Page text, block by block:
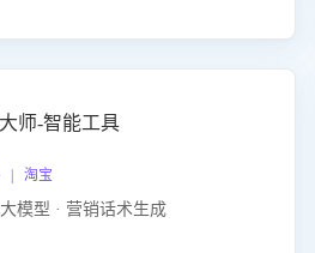
师-智能工具
| 淘宝
模型 · 营销话术生成